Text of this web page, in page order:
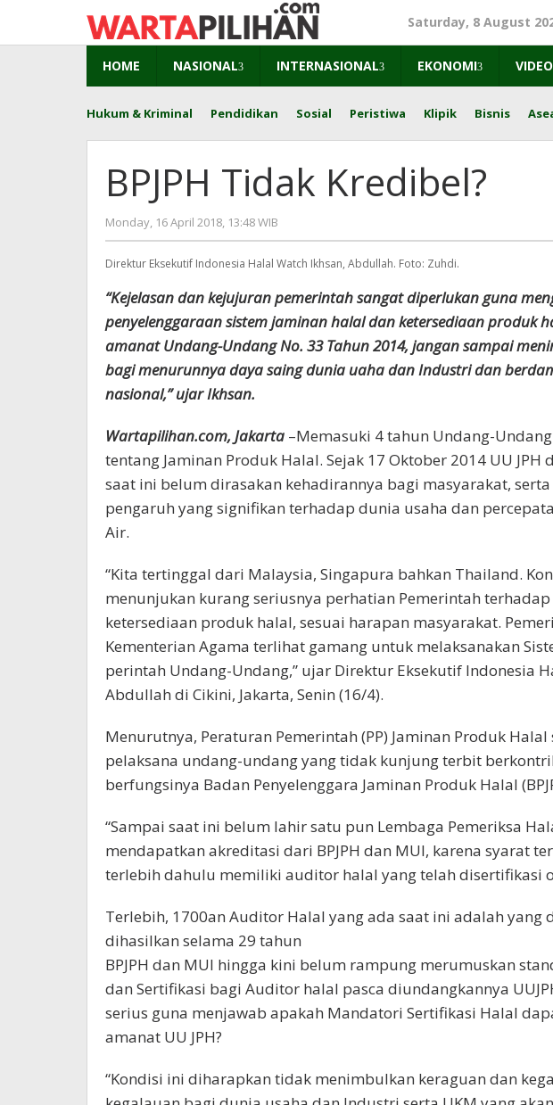
content
Saturday, 8 August
HOME NASIONAL INTERNASIONAL EKONOMI VIDEO
Hukum & Kriminal Pendidikan Sosial Peristiwa Klipik Bisnis
BPJPH Tidak Kredibel?
Monday, 16 April 2018, 13:48 WIB
Adi
Direktur Eksekutif Indonesia Halal Watch Ikhsan, Abdullah. Foto: Zuhdi.
“Kejelasan dan kejujuran pemerintah sangat diperlukan guna
penyelenggaraan sistem jaminan halal dan ketersediaan produk
amanat Undang-Undang No. 33 Tahun 2014, jangan sampai
bagi menurunnya daya saing dunia uaha dan Industri dan
nasional,” ujar Ikhsan.
Wartapilihan.com, Jakarta –Memasuki 4 tahun Undang-
tentang Jaminan Produk Halal. Sejak 17 Oktober 2014 UU
saat ini belum dirasakan kehadirannya bagi masyarakat,
pengaruh yang signifikan terhadap dunia usaha dan
Air.
“Kita tertinggal dari Malaysia, Singapura bahkan Thailand.
menunjukan kurang seriusnya perhatian Pemerintah
ketersediaan produk halal, sesuai harapan masyarakat.
Kementerian Agama terlihat gamang untuk melaksanakan
perintah Undang-Undang,” ujar Direktur Eksekutif Indonesia
Abdullah di Cikini, Jakarta, Senin (16/4).
Menurutnya, Peraturan Pemerintah (PP) Jaminan Produk
pelaksana undang-undang yang tidak kunjung terbit
berfungsinya Badan Penyelenggara Jaminan Produk Halal
“Sampai saat ini belum lahir satu pun Lembaga Pemeriksa
mendapatkan akreditasi dari BPJPH dan MUI, karena syarat
terlebih dahulu memiliki auditor halal yang telah disertifikasi
Terlebih, 1700an Auditor Halal yang ada saat ini adalah yang
dihasilkan selama 29 tahun
BPJPH dan MUI hingga kini belum rampung merumuskan
dan Sertifikasi bagi Auditor halal pasca diundangkannya
serius guna menjawab apakah Mandatori Sertifikasi Halal
amanat UU JPH?
“Kondisi ini diharapkan tidak menimbulkan keraguan dan